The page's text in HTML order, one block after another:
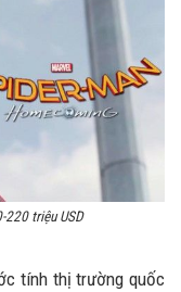
220 triệu USD
tính thị trường quốc